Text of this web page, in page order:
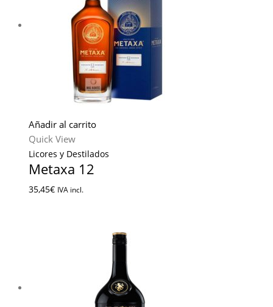
Añadir al carrito
Quick View
Licores y Destilados
Metaxa 12
35,45€ IVA incl.